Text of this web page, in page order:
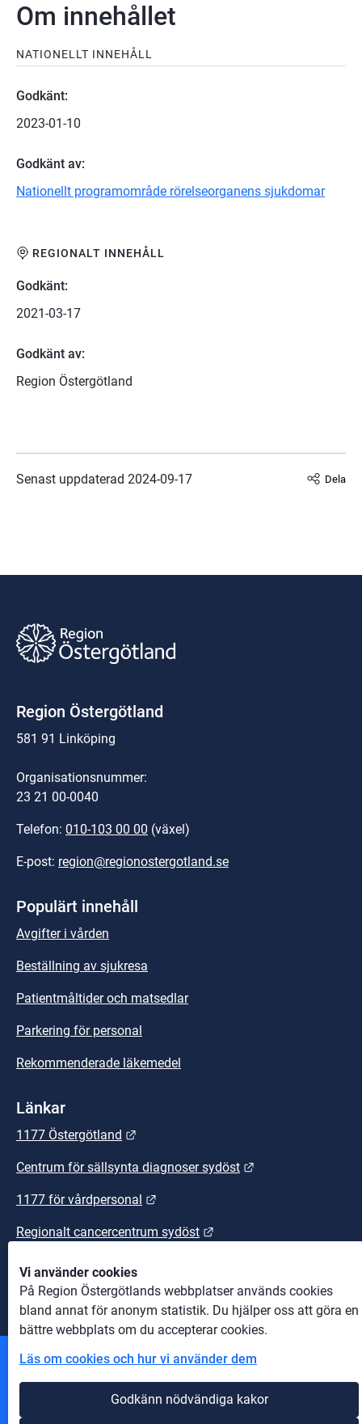
Vi använder cookies
På Region Östergötlands webbplatser används cookies
bland annat för anonym statistik. Du hjälper oss att göra en
bättre webbplats om du accepterar cookies.
Läs om cookies och hur vi använder dem
Godkänn nödvändiga kakor
Om innehållet
NATIONELLT INNEHÅLL
Godkänt:
2023-01-10
Godkänt av:
Nationellt programområde rörelseorganens sjukdomar
REGIONALT INNEHÅLL
Godkänt:
2021-03-17
Godkänt av:
Region Östergötland
Senast uppdaterad 2024-09-17 Dela
Region Östergötland
581 91 Linköping
Organisationsnummer:
23 21 00-0040
Telefon: 010-103 00 00 (växel)
E-post: region@regionostergotland.se
Populärt innehåll
Avgifter i vården
Beställning av sjukresa
Patientmåltider och matsedlar
Parkering för personal
Rekommenderade läkemedel
Länkar
1177 Östergötland
Centrum för sällsynta diagnoser sydöst
1177 för vårdpersonal
Regionalt cancercentrum sydöst
Sydöstra sjukvårdsregionen
Information om cookies